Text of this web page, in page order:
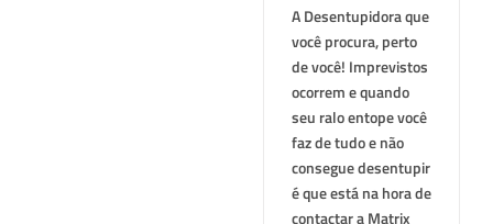
A Desentupidora que
você procura, perto
de você! Imprevistos
ocorrem e quando
seu ralo entope você
faz de tudo e não
consegue desentupir
é que está na hora de
contactar a Matrix